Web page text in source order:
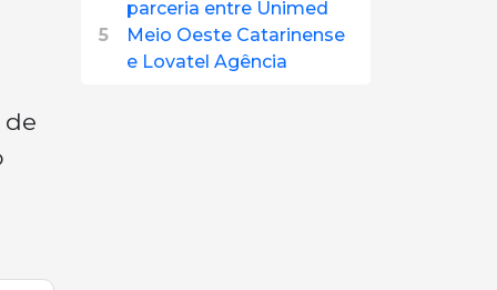
5
parceria entre Unimed
Meio Oeste Catarinense
e Lovatel Agência